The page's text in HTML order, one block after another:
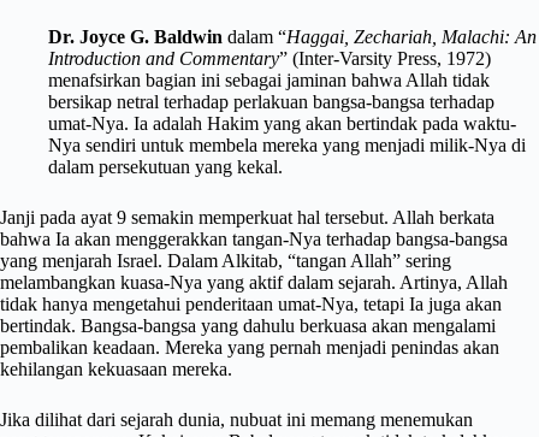
Dr. Joyce G. Baldwin dalam “Haggai, Zechariah, Malachi: An
Introduction and Commentary” (Inter-Varsity Press, 1972)
menafsirkan bagian ini sebagai jaminan bahwa Allah tidak
bersikap netral terhadap perlakuan bangsa-bangsa terhadap
umat-Nya. Ia adalah Hakim yang akan bertindak pada waktu-
Nya sendiri untuk membela mereka yang menjadi milik-Nya di
dalam persekutuan yang kekal.
Janji pada ayat 9 semakin memperkuat hal tersebut. Allah berkata
bahwa Ia akan menggerakkan tangan-Nya terhadap bangsa-bangsa
yang menjarah Israel. Dalam Alkitab, “tangan Allah” sering
melambangkan kuasa-Nya yang aktif dalam sejarah. Artinya, Allah
tidak hanya mengetahui penderitaan umat-Nya, tetapi Ia juga akan
bertindak. Bangsa-bangsa yang dahulu berkuasa akan mengalami
pembalikan keadaan. Mereka yang pernah menjadi penindas akan
kehilangan kekuasaan mereka.
Jika dilihat dari sejarah dunia, nubuat ini memang menemukan